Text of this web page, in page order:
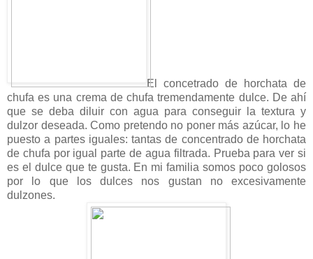
El concetrado de horchata de
chufa es una crema de chufa tremendamente dulce. De ahí
que se deba diluir con agua para conseguir la textura y
dulzor deseada. Como pretendo no poner más azúcar, lo he
puesto a partes iguales: tantas de concentrado de horchata
de chufa por igual parte de agua filtrada. Prueba para ver si
es el dulce que te gusta. En mi familia somos poco golosos
por lo que los dulces nos gustan no excesivamente
dulzones.